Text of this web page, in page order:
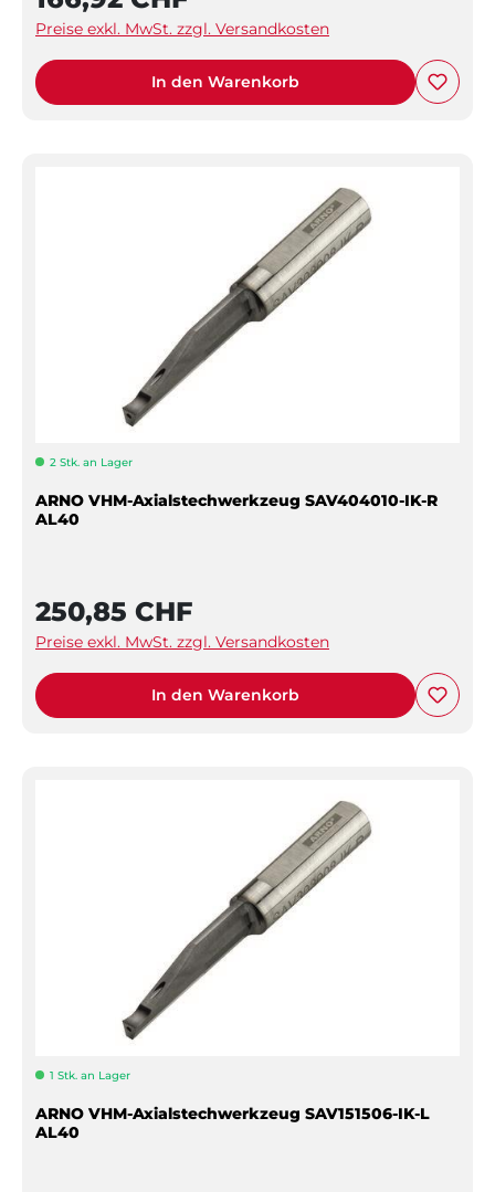
Preise exkl. MwSt. zzgl. Versandkosten
In den Warenkorb
2 Stk. an Lager
ARNO VHM-Axialstechwerkzeug SAV404010-IK-R
AL40
250,85 CHF
Preise exkl. MwSt. zzgl. Versandkosten
In den Warenkorb
1 Stk. an Lager
ARNO VHM-Axialstechwerkzeug SAV151506-IK-L
AL40